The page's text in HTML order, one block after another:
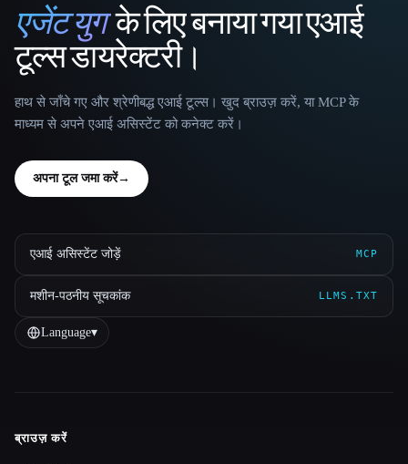
That AI Collection
एजेंट युगके लिए बनाया गया एआई
टूल्स डायरेक्टरी।
हाथ से जाँचे गए और श्रेणीबद्ध एआई टूल्स। खुद ब्राउज़ करें, या MCP के
माध्यम से अपने एआई असिस्टेंट को कनेक्ट करें।
अपना टूल जमा करें→
एआई असिस्टेंट जोड़ें MCP
मशीन-पठनीय सूचकांक LLMS.TXT
Language▾
Site navigation
ब्राउज़ करें